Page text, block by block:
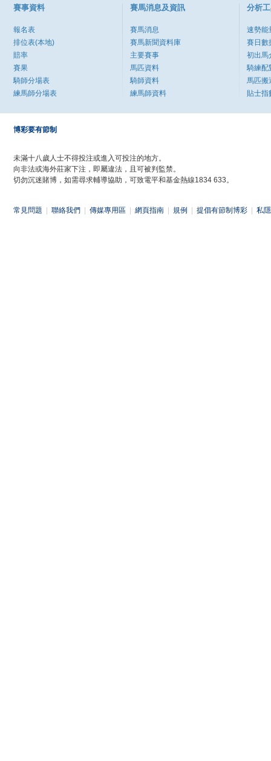
賽事資料
報名表
排位表(本地)
賠率
賽果
騎師分場表
練馬師分場表
賽馬消息及資訊
賽馬消息
賽馬新聞資料庫
主要賽事
馬匹資料
騎師資料
練馬師資料
分析
速勢能
賽日數
初出馬
騎練配
馬匹搬
貼士指
博彩要有節制
未滿十八歲人士不得投注或進入可投注的地方。
向非法或海外莊家下注，即屬違法，且可被判監禁。
切勿沉迷賭博，如需尋求輔導協助，可致電平和基金熱線1834 633。
常見問題 聯絡我們 傳媒專用區 網頁指南 規例 提倡有節制博彩 私